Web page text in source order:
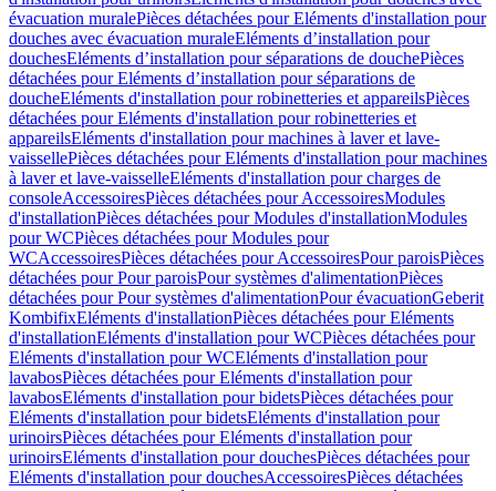
évacuation muralePièces détachées pour Eléments d'installation pour
douches avec évacuation muraleEléments d’installation pour
douchesEléments d’installation pour séparations de douchePièces
détachées pour Eléments d’installation pour séparations de
doucheEléments d'installation pour robinetteries et appareilsPièces
détachées pour Eléments d'installation pour robinetteries et
appareilsEléments d'installation pour machines à laver et lave-
vaissellePièces détachées pour Eléments d'installation pour machines
à laver et lave-vaisselleEléments d'installation pour charges de
consoleAccessoiresPièces détachées pour AccessoiresModules
d'installationPièces détachées pour Modules d'installationModules
pour WCPièces détachées pour Modules pour
WCAccessoiresPièces détachées pour AccessoiresPour paroisPièces
détachées pour Pour paroisPour systèmes d'alimentationPièces
détachées pour Pour systèmes d'alimentationPour évacuationGeberit
KombifixEléments d'installationPièces détachées pour Eléments
d'installationEléments d'installation pour WCPièces détachées pour
Eléments d'installation pour WCEléments d'installation pour
lavabosPièces détachées pour Eléments d'installation pour
lavabosEléments d'installation pour bidetsPièces détachées pour
Eléments d'installation pour bidetsEléments d'installation pour
urinoirsPièces détachées pour Eléments d'installation pour
urinoirsEléments d'installation pour douchesPièces détachées pour
Eléments d'installation pour douchesAccessoiresPièces détachées